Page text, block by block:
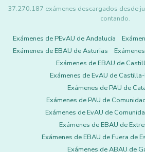
37.270.187 exámenes descargados desde
contando.
Exámenes de PEvAU de Andalucía
Exámenes de EBAU de Asturias
Exámenes de EBAU de
Exámenes de EvAU de
Exámenes de PAU de
Exámenes de PAU de
Exámenes de EvAU de
Exámenes de EBAU de
Exámenes de EBAU de Fuera de
Exámenes de ABAU de